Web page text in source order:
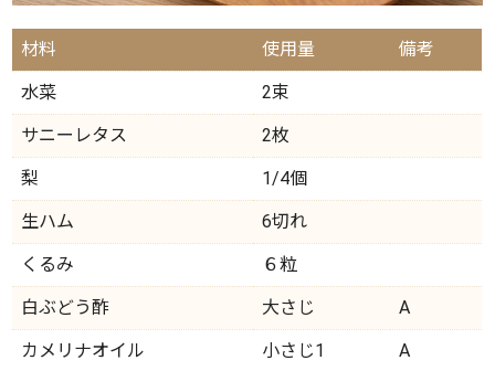
材料 使用量 備考
水菜 2束
サニーレタス 2枚
梨 1/4個
生ハム 6切れ
くるみ ６粒
白ぶどう酢 大さじ A
カメリナオイル 小さじ1 A